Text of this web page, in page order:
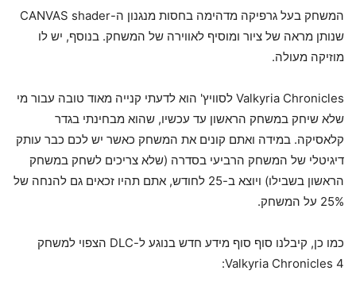
המשחק בעל גרפיקה מדהימה בחסות מנגנון ה-CANVAS shader
שנותן מראה של ציור ומוסיף לאווירה של המשחק. בנוסף, יש לו
מוזיקה מעולה.
Valkyria Chronicles לסוויץ' הוא לדעתי קנייה מאוד טובה עבור מי
שלא שיחק במשחק הראשון עד עכשיו, שהוא מבחינתי בגדר
קלאסיקה. במידה ואתם קונים את המשחק כאשר יש לכם כבר עותק
דיגיטלי של המשחק הרביעי בסדרה (שלא צריכים לשחק במשחק
הראשון בשבילו) ויוצא ב-25 לחודש, אתם תהיו זכאים גם להנחה של
25% על המשחק.
כמו כן, קיבלנו סוף סוף מידע חדש בנוגע ל-DLC הצפוי למשחק
Valkyria Chronicles 4: